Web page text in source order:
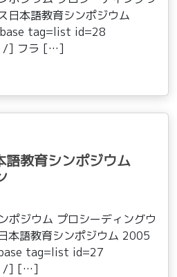
本語教育シンポジウム
tag=list id=28
/] フラ […]
教育シンポジウム
ポジウム プロシーディングウ
本語教育シンポジウム 2005
tag=list id=27
/] […]